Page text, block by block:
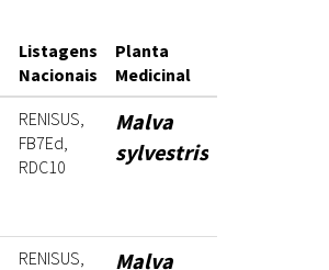
Listagens
Nacionais
Planta
Medicinal
RENISUS,
FB7Ed,
RDC10
Malva
sylvestris
RENISUS, Malva